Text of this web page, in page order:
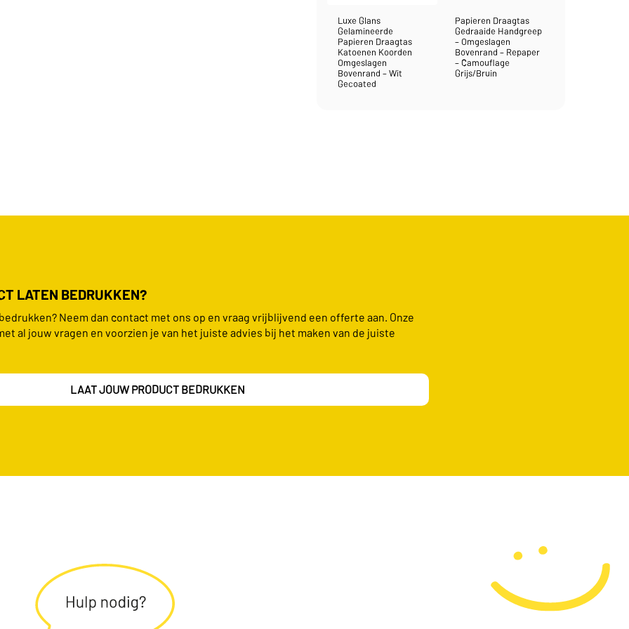
Luxe Glans
Gelamineerde
Papieren Draagtas
Katoenen Koorden
Omgeslagen
Bovenrand – Wit
Gecoated
Papieren Draagtas
Gedraaide Handgreep
– Omgeslagen
Bovenrand – Repaper
– Camouflage
Grijs/Bruin
LATEN BEDRUKKEN?
Neem dan contact met ons op en vraag vrijblijvend een offerte aan. Onze
al jouw vragen en voorzien je van het juiste advies bij het maken van de juiste
LAAT JOUW PRODUCT BEDRUKKEN